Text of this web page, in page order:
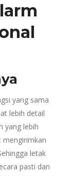
yang sama
lebih detail
yang lebih
mengirimkan
letak
pasti dan